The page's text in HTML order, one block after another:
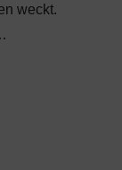
weckt.